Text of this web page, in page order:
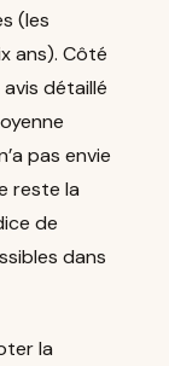
(les
ans). Côté
détaillé
pas envie
reste la
de
dans
la